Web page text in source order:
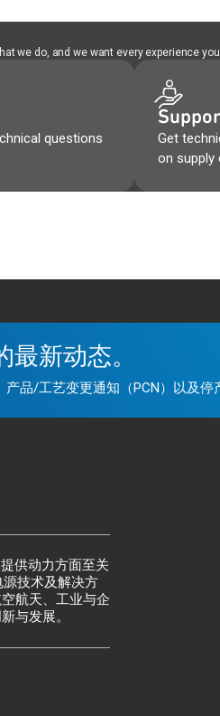
we do, and we want every experience
questions
Get
on supply
新动态。
品/工艺变更通知（PCN）以及停
供动力方面至关
技术及解决方
航天、工业与企
与发展。